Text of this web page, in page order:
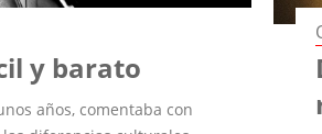
y barato
años, comentaba con